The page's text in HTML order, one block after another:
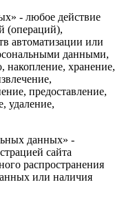
- любое действие
(операций),
автоматизации или
данными,
накопление, хранение,
предоставление,
удаление,
данных» -
сайта
распространения
или наличия